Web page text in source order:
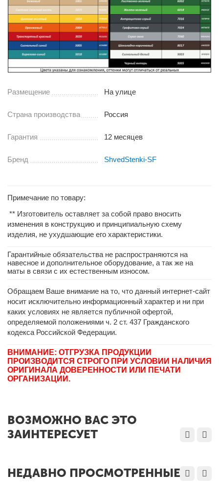
Размещение На улице
Страна производства Россия
Гарантия 12 месяцев
Бренд ShvedStenki-SF
Примечание по товару:
** Изготовитель оставляет за собой право вносить
изменения в конструкцию и принципиальную схему
изделия, не ухудшающие его характеристики.
Гарантийные обязательства не распространяются на
навесное и дополнительное оборудование, а так же на
маты в связи с их естественным износом.
Обращаем Ваше внимание на то, что данный интернет-сайт
носит исключительно информационный характер и ни при
каких условиях не является публичной офертой,
определяемой положениями ч. 2 ст. 437 Гражданского
кодекса Российской Федерации.
ВНИМАНИЕ: ОТГРУЗКА ПРОДУКЦИИ
ПРОИЗВОДИТСЯ СТРОГО ПРИ УСЛОВИИ НАЛИЧИЯ
ОРИГИНАЛА ДОВЕРЕННОСТИ ИЛИ ПЕЧАТИ
ОРГАНИЗАЦИИ.
ВОЗМОЖНО ВАС ЭТО
ЗАИНТЕРЕСУЕТ
НЕДАВНО ПРОСМОТРЕННЫЕ